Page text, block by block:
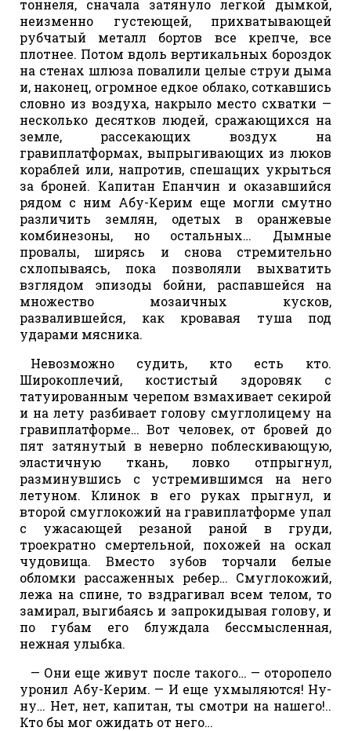
тоннеля, сначала затянуло легкой дымкой,
неизменно густеющей, прихватывающей
рубчатый металл бортов все крепче, все
плотнее. Потом вдоль вертикальных бороздок
на стенах шлюза повалили целые струи дыма
и, наконец, огромное едкое облако, соткавшись
словно из воздуха, накрыло место схватки —
несколько десятков людей, сражающихся на
земле, рассекающих воздух на
гравиплатформах, выпрыгивающих из люков
кораблей или, напротив, спешащих укрыться
за броней. Капитан Епанчин и оказавшийся
рядом с ним Абу-Керим еще могли смутно
различить землян, одетых в оранжевые
комбинезоны, но остальных… Дымные
провалы, ширясь и снова стремительно
схлопываясь, пока позволяли выхватить
взглядом эпизоды бойни, распавшейся на
множество мозаичных кусков,
развалившейся, как кровавая туша под
ударами мясника.
Невозможно судить, кто есть кто.
Широкоплечий, костистый здоровяк с
татуированным черепом взмахивает секирой
и на лету разбивает голову смуглолицему на
гравиплатформе… Вот человек, от бровей до
пят затянутый в неверно поблескивающую,
эластичную ткань, ловко отпрыгнул,
разминувшись с устремившимся на него
летуном. Клинок в его руках прыгнул, и
второй смуглокожий на гравиплатформе упал
с ужасающей резаной раной в груди,
троекратно смертельной, похожей на оскал
чудовища. Вместо зубов торчали белые
обломки рассаженных ребер… Смуглокожий,
лежа на спине, то вздрагивал всем телом, то
замирал, выгибаясь и запрокидывая голову, и
по губам его блуждала бессмысленная,
нежная улыбка.
— Они еще живут после такого… — оторопело
уронил Абу-Керим. — И еще ухмыляются! Ну-
ну… Нет, нет, капитан, ты смотри на нашего!..
Кто бы мог ожидать от него…